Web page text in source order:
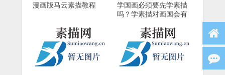
漫画版马云素描教程
学国画必须要先学素描
吗？学素描对画国会有